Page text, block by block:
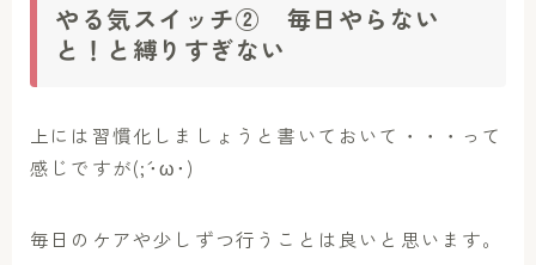
やる気スイッチ② 毎日やらない
と！と縛りすぎない
上には習慣化しましょうと書いておいて・・・って
感じですが(;´･ω･)
毎日のケアや少しずつ行うことは良いと思います。